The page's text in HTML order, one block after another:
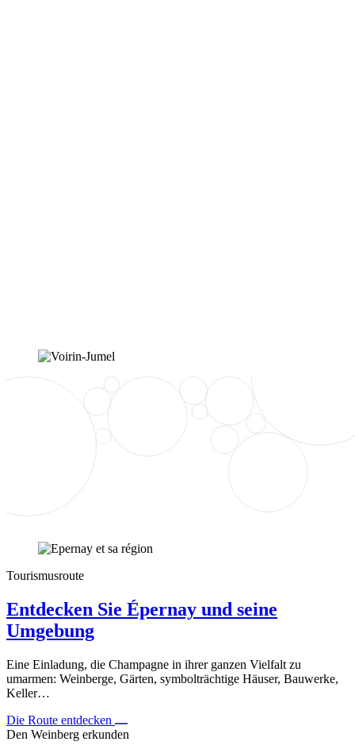
Tourismusroute
Entdecken Sie Épernay und seine
Umgebung
Eine Einladung, die Champagne in ihrer ganzen Vielfalt zu
umarmen: Weinberge, Gärten, symbolträchtige Häuser, Bauwerke,
Keller…
Die Route entdecken
Den Weinberg erkunden